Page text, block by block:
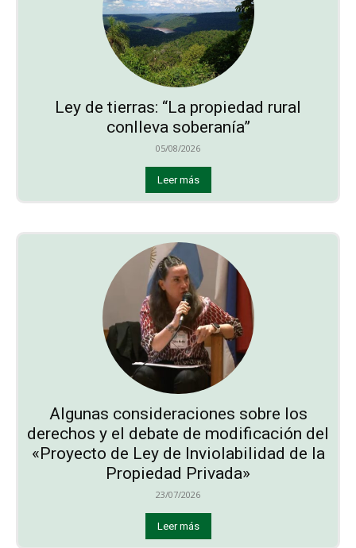
Ley de tierras: “La propiedad rural
conlleva soberanía”
05/08/2026
Leer más
Algunas consideraciones sobre los
derechos y el debate de modificación del
«Proyecto de Ley de Inviolabilidad de la
Propiedad Privada»
23/07/2026
Leer más